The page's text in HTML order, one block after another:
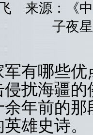
来源：《
子夜
哪些优
侵扰海疆
余年前的
雄史诗。